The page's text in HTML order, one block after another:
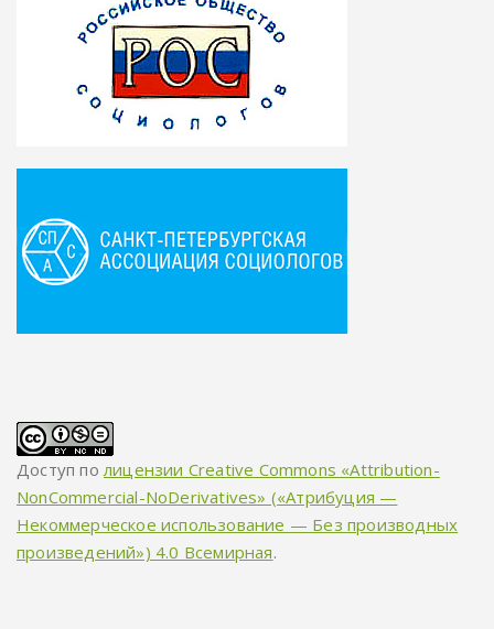
Доступ полицензии Creative Commons «Attribution-
NonCommercial-NoDerivatives» («Атрибуция —
Некоммерческое использование — Без производных
произведений») 4.0 Всемирная.